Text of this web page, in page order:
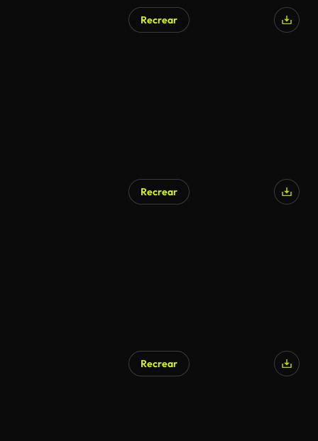
Recrear
Recrear
Recrear